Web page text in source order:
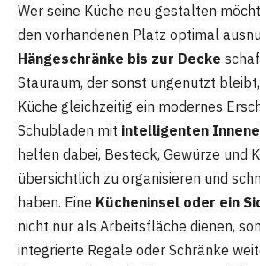
Wer seine Küche neu gestalten
den vorhandenen Platz optimal
Hängeschränke bis zur Decke
Stauraum, der sonst ungenutzt
Küche gleichzeitig ein modernes
Schubladen mit intelligenten
helfen dabei, Besteck, Gewürze und
übersichtlich zu organisieren und
haben. Eine Kücheninsel oder ein
nicht nur als Arbeitsfläche dienen,
integrierte Regale oder Schränke